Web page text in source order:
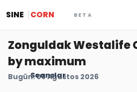
SINE CORN BETA
Seanslar
Zonguldak Westalife
by maximum
Bugün: 08 Ağustos 2026